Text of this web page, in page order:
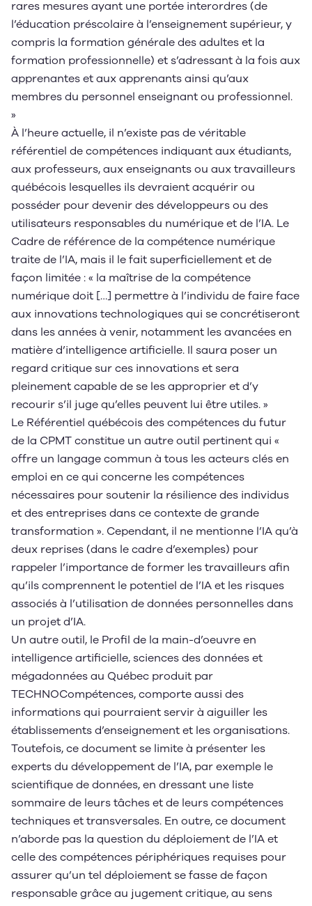
rares mesures ayant une portée interordres (de
l’éducation préscolaire à l’enseignement supérieur, y
compris la formation générale des adultes et la
formation professionnelle) et s’adressant à la fois aux
apprenantes et aux apprenants ainsi qu’aux
membres du personnel enseignant ou professionnel.
»
À l’heure actuelle, il n’existe pas de véritable
référentiel de compétences indiquant aux étudiants,
aux professeurs, aux enseignants ou aux travailleurs
québécois lesquelles ils devraient acquérir ou
posséder pour devenir des développeurs ou des
utilisateurs responsables du numérique et de l’IA. Le
Cadre de référence de la compétence numérique
traite de l’IA, mais il le fait superficiellement et de
façon limitée : « la maîtrise de la compétence
numérique doit […] permettre à l’individu de faire face
aux innovations technologiques qui se concrétiseront
dans les années à venir, notamment les avancées en
matière d’intelligence artificielle. Il saura poser un
regard critique sur ces innovations et sera
pleinement capable de se les approprier et d’y
recourir s’il juge qu’elles peuvent lui être utiles. »
Le Référentiel québécois des compétences du futur
de la CPMT constitue un autre outil pertinent qui «
offre un langage commun à tous les acteurs clés en
emploi en ce qui concerne les compétences
nécessaires pour soutenir la résilience des individus
et des entreprises dans ce contexte de grande
transformation ». Cependant, il ne mentionne l’IA qu’à
deux reprises (dans le cadre d’exemples) pour
rappeler l’importance de former les travailleurs afin
qu’ils comprennent le potentiel de l’IA et les risques
associés à l’utilisation de données personnelles dans
un projet d’IA.
Un autre outil, le Profil de la main-d’oeuvre en
intelligence artificielle, sciences des données et
mégadonnées au Québec produit par
TECHNOCompétences, comporte aussi des
informations qui pourraient servir à aiguiller les
établissements d’enseignement et les organisations.
Toutefois, ce document se limite à présenter les
experts du développement de l’IA, par exemple le
scientifique de données, en dressant une liste
sommaire de leurs tâches et de leurs compétences
techniques et transversales. En outre, ce document
n’aborde pas la question du déploiement de l’IA et
celle des compétences périphériques requises pour
assurer qu’un tel déploiement se fasse de façon
responsable grâce au jugement critique, au sens